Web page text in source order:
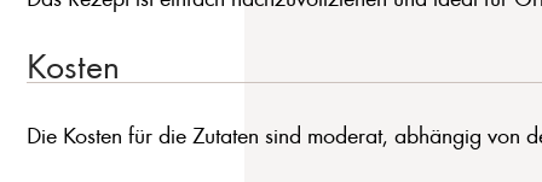
Kosten
Die Kosten für die Zutaten sind moderat, abhängig von